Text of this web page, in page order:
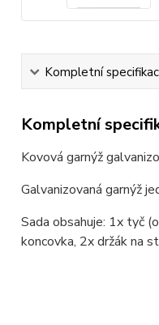
Kompletní
Kompletní
Kovová garnýž
Galvanizovaná garnýž
Sada obsahuje: 1x tyč
koncovka, 2x držák na